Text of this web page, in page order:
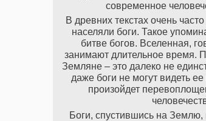
современное
В древних текстах очень
населяли боги. Такое
битве богов. Вселенная,
занимают длительное время.
Земляне – это далеко не
даже боги не могут видеть
произойдет
Боги, спустившись на